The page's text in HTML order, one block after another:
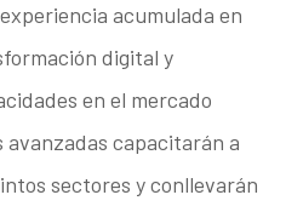
acumulada en
digital y
en el mercado
capacitarán a
sectores y conllevarán